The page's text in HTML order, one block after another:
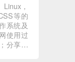
，
等的
系统及
使用过
分享一